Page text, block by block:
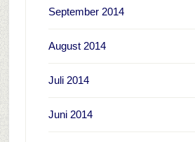
September 2014
August 2014
Juli 2014
Juni 2014